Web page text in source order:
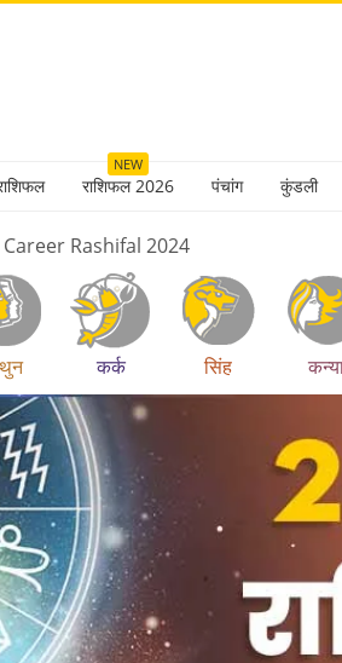
NEW
राशिफल 2026 पंचांग कुंडली
Rashifal 2024
कर्क सिंह